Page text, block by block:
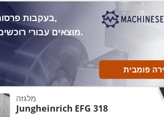
Machineseeker מוצאים עבורי רוכשים רבים למכונותיי.
פומבית
מלגזה
Jungheinrich EFG 318